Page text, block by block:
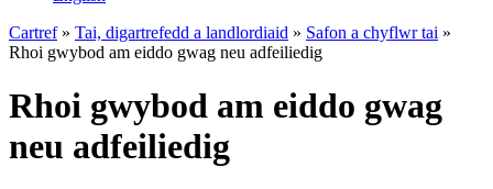
Cartref» Tai, digartrefedd a landlordiaid » Safon a chyflwr tai »
Rhoi gwybod am eiddo gwag neu adfeiliedig
Rhoi gwybod am eiddo gwag
neu adfeiliedig